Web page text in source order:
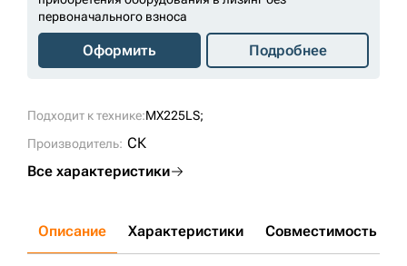
Подходит к технике:MX225LS;
Производитель: СК
Все характеристики
первоначального взноса
Оформить Подробнее
Описание Характеристики Совместимость